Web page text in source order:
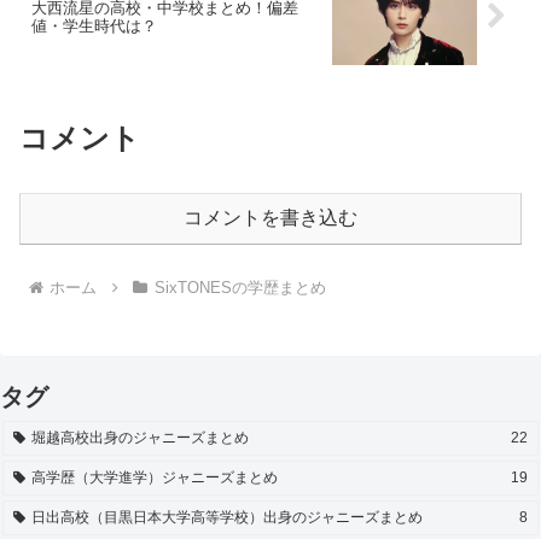
大西流星の高校・中学校まとめ！偏差
値・学生時代は？
コメント
コメントを書き込む
ホーム SixTONESの学歴まとめ
タグ
堀越高校出身のジャニーズまとめ 22
高学歴（大学進学）ジャニーズまとめ 19
日出高校（目黒日本大学高等学校）出身のジャニーズまとめ 8